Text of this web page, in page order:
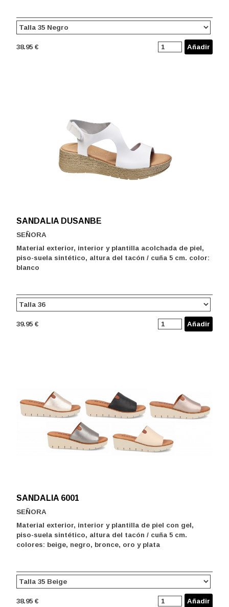
38.95 € Añadir
SANDALIA DUSANBE
SEÑORA
Material exterior, interior y plantilla acolchada de piel,
piso-suela sintético, altura del tacón / cuña 5 cm. color:
blanco
39.95 € Añadir
SANDALIA 6001
SEÑORA
Material exterior, interior y plantilla de piel con gel,
piso-suela sintético, altura del tacón / cuña 5 cm.
colores: beige, negro, bronce, oro y plata
38.95 € Añadir